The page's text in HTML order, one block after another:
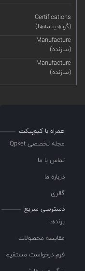
Certifications
(گواهینامه‌ها)
Manufacture
(سازنده)
Manufacture
(سازنده)
همراه با کیوپیکت
مجله تخصصی Qpket
تماس با ما
درباره ما
گالری
دسترسی سریع
برندها
مقایسه محصولات
فرم درخواست مستقیم